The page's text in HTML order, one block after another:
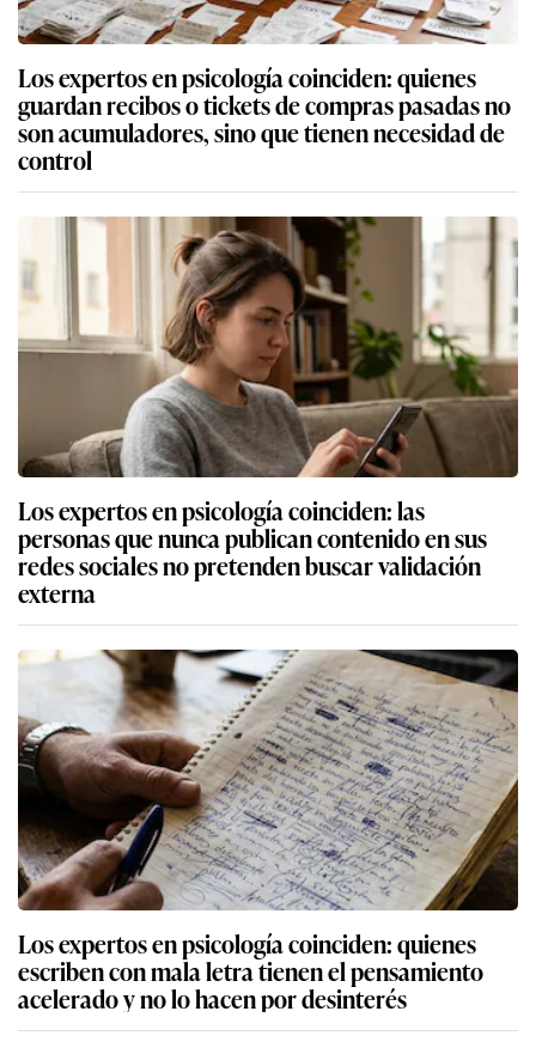
Los expertos en psicología coinciden: quienes
guardan recibos o tickets de compras pasadas no
son acumuladores, sino que tienen necesidad de
control
Los expertos en psicología coinciden: las
personas que nunca publican contenido en sus
redes sociales no pretenden buscar validación
externa
Los expertos en psicología coinciden: quienes
escriben con mala letra tienen el pensamiento
acelerado y no lo hacen por desinterés